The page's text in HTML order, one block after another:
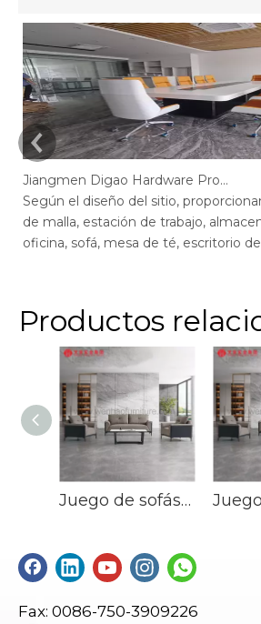
Jiangmen Digao Hardware Products Company
Según el diseño del sitio,
de malla, estación de trabajo,
oficina, sofá, mesa de té, escritorio
recepción.
Productos
Juego de sofás Boss de cuero de lujo para sala de oficina ejecutiva grande
Fax: 0086-750-3909226